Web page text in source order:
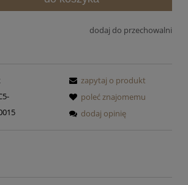
dodaj do przechowalni
zapytaj o produkt
poleć znajomemu
dodaj opinię